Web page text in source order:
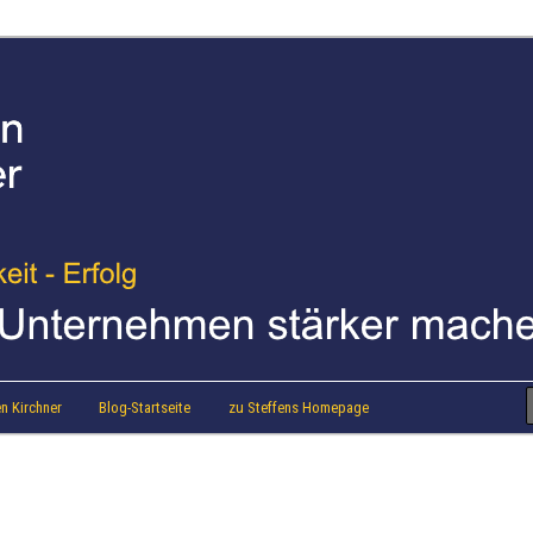
Kirchner Blog-Startseite zu Steffens Homepage